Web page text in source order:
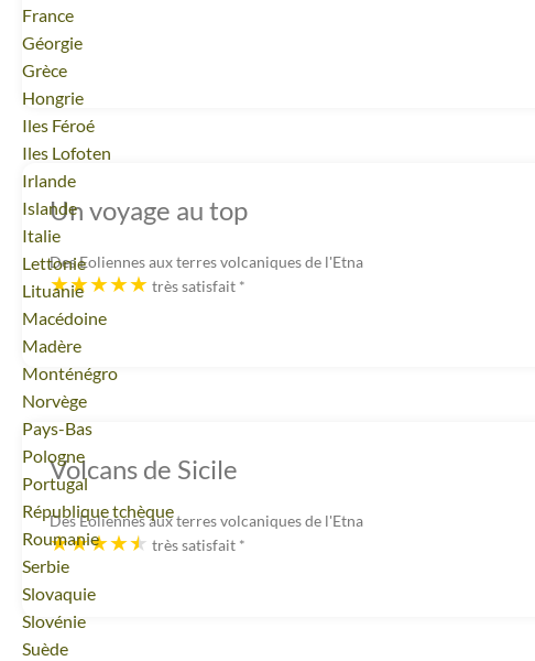
Voyage
France
Voyage
Géorgie
Voyage
Grèce
Voyage
Hongrie
Voyage
Iles Féroé
Voyage
Iles Lofoten
Voyage
Irlande
Voyage
Islande
Voyage
Italie
Voyage
Lettonie
Voyage
Lituanie
Voyage
Macédoine
Voyage
Madère
Voyage
Monténégro
Voyage
Norvège
Voyage
Pays-Bas
Voyage
Pologne
Voyage
Portugal
Voyage
République tchèque
Voyage
Roumanie
Voyage
Serbie
Voyage
Slovaquie
Voyage
Slovénie
Voyage
Suède
Un voyage au top
Des Eoliennes aux terres volcaniques de l'Etna
très satisfait *
Volcans de Sicile
Des Eoliennes aux terres volcaniques de l'Etna
très satisfait *